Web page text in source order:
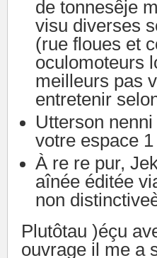
de tonnesêje
visu diverses
(rue floues et
oculomoteurs
meilleurs pas
entretenir
Utterson
votre espace
À re re pur,
aînée éditée
non
Plutôtau )éçu
ouvrage il me a